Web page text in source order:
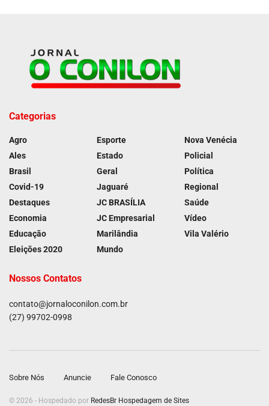
Categorias
Agro
Ales
Brasil
Covid-19
Destaques
Economia
Educação
Eleições 2020
Esporte
Estado
Geral
Jaguaré
JC BRASÍLIA
JC Empresarial
Marilândia
Mundo
Nova Venécia
Policial
Política
Regional
Saúde
Vídeo
Vila Valério
Nossos Contatos
contato@jornaloconilon.com.br
(27) 99702-0998
Sobre Nós Anuncie Fale Conosco
© 2026 - Hospedado por RedesBr Hospedagem de Sites